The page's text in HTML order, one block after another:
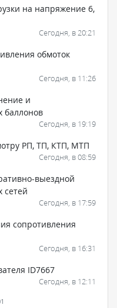
на напряжение 6,
Сегодня, в 20:21
обмоток
Сегодня, в 11:26
и
баллонов
Сегодня, в 19:19
РП, ТП, КТП, МТП
Сегодня, в 08:59
выездной
сетей
Сегодня, в 17:59
сопротивления
Сегодня, в 16:31
ID7667
Сегодня, в 12:11